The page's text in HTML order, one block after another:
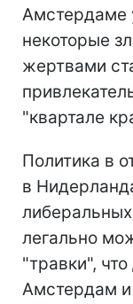
Амстердаме
некоторые
жертвами
"квартале
Политика в
в
легально
"травки",
Амстердам и